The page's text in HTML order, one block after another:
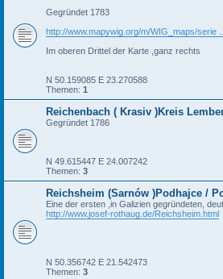
Gegründet 1783
http://www.mapywig.org/m/WIG_maps/serie
Im oberen Drittel der Karte ,ganz rechts
N 50.159085 E 23.270588
Themen: 1
Reichenbach ( Krasiv )Kreis
Gegründet 1786
N 49.615447 E 24.007242
Themen: 3
Reichsheim (Sarnów )Podhajce /
Eine der ersten ,in Galizien gegründeten,
http://www.josef-rothaug.de/Reichsheim.html
N 50.356742 E 21.542473
Themen: 3